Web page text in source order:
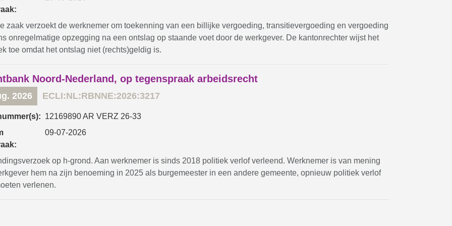
zaak verzoekt de werknemer om toekenning van een billijke vergoeding, transitievergoeding en vergoeding
onregelmatige opzegging na een ontslag op staande voet door de werkgever. De kantonrechter wijst het
toe omdat het ontslag niet (rechts)geldig is.
Noord-Nederland, op tegenspraak arbeidsrecht
2026 ECLI:NL:RBNNE:2026:3217
12169890 AR VERZ 26-33
09-07-2026
op h-grond. Aan werknemer is sinds 2018 politiek verlof verleend. Werknemer is van mening
hem na zijn benoeming in 2025 als burgemeester in een andere gemeente, opnieuw politiek verlof
verlenen.